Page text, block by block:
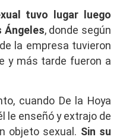
tuvo lugar luego
Ángeles, donde según
la empresa tuvieron
y más tarde fueron a
cuando De la Hoya
le enseñó y extrajo de
objeto sexual. Sin su